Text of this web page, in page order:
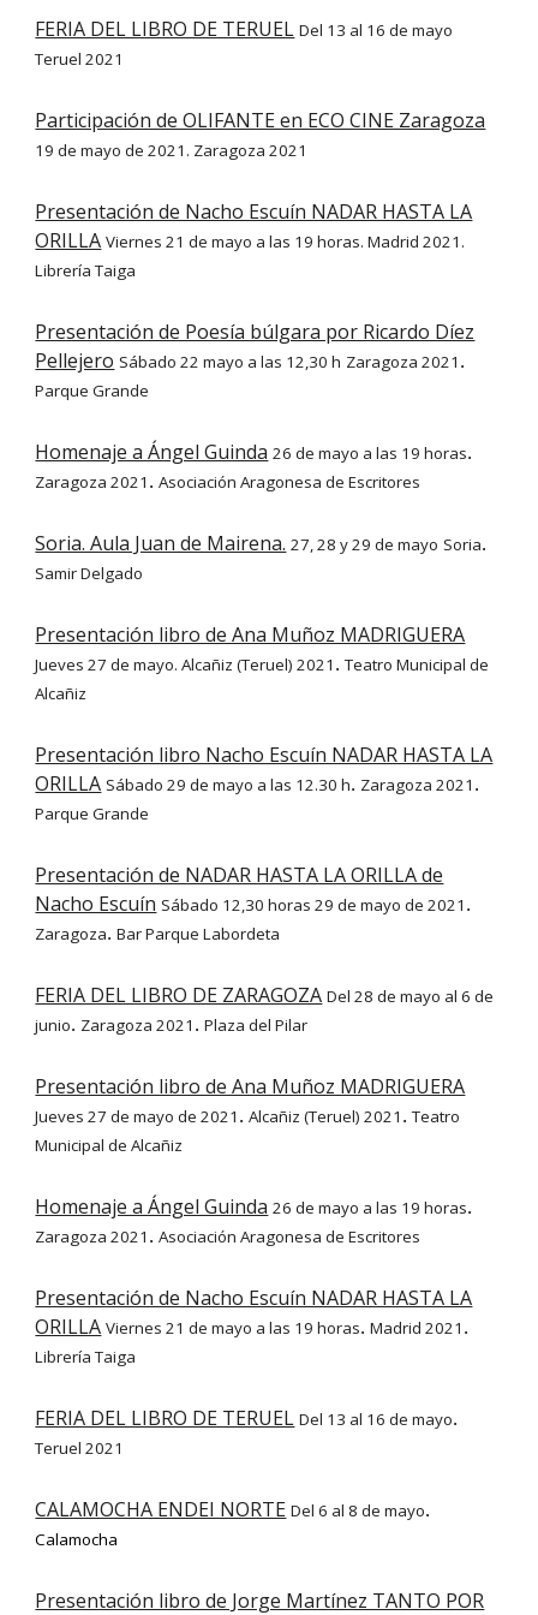
FERIA DEL LIBRO DE TERUEL Del 13 al 16 de mayo
Teruel 2021
Participación de OLIFANTE en ECO CINE Zaragoza
19 de mayo de 2021. Zaragoza 2021
Presentación de Nacho Escuín NADAR HASTA LA
ORILLA Viernes 21 de mayo a las 19 horas. Madrid 2021.
Librería Taiga
Presentación de Poesía búlgara por Ricardo Díez
Pellejero Sábado 22 mayo a las 12,30 h Zaragoza 2021 .
Parque Grande
Homenaje a Ángel Guinda 26 de mayo a las 19 horas.
Zaragoza 2021 .Asociación Aragonesa de Escritores
Soria. Aula Juan de Mairena. 27, 28 y 29 de mayo Soria.
Samir Delgado
Presentación libro de Ana Muñoz MADRIGUERA
Jueves 27 de mayo. Alcañiz (Teruel) 2021 .Teatro Municipal de
Alcañiz
Presentación libro Nacho Escuín NADAR HASTA LA
ORILLA Sábado 29 de mayo a las 12.30 h. Zaragoza 2021 .
Parque Grande
Presentación de NADAR HASTA LA ORILLA de
Nacho Escuín Sábado 12,30 horas 29 de mayo de 2021 .
Zaragoza.Bar Parque Labordeta
FERIA DEL LIBRO DE ZARAGOZA Del 28 de mayo al 6 de
junio. Zaragoza 2021 .Plaza del Pilar
Presentación libro de Ana Muñoz MADRIGUERA
Jueves 27 de mayo de 2021 .Alcañiz (Teruel) 2021 .Teatro
Municipal de Alcañiz
Homenaje a Ángel Guinda 26 de mayo a las 19 horas.
Zaragoza 2021 .Asociación Aragonesa de Escritores
Presentación de Nacho Escuín NADAR HASTA LA
ORILLA Viernes 21 de mayo a las 19 horas.Madrid 2021 .
Librería Taiga
FERIA DEL LIBRO DE TERUEL Del 13 al 16 de mayo.
Teruel 2021
CALAMOCHA ENDEI NORTE Del 6 al 8 de mayo.
Calamocha
Presentación libro de Jorge Martínez TANTO POR